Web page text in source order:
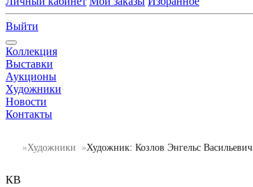
Выйти
Коллекция
Выставки
Аукционы
Художники
Новости
Контакты
Художники Художник: Козлов Энгельс Васильевич
КВ